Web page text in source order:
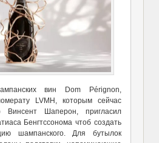
вин Dom Pérignon,
LVMH, которым сейчас
Винсент Шаперон, пригласил
Бенгтссонома чтоб создать
шампанского. Для бутылок